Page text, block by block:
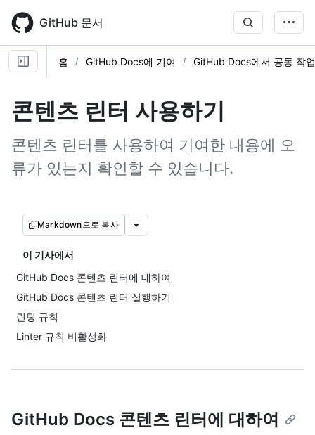
main
content
GitHub 문서
홈 GitHub Docs에 기여 GitHub Docs에서 공동 작업
콘텐츠 린터 사용하기
콘텐츠 린터를 사용하여 기여한 내용에 오
류가 있는지 확인할 수 있습니다.
Markdown으로 복사
이 기사에서
GitHub Docs 콘텐츠 린터에 대하여
GitHub Docs 콘텐츠 린터 실행하기
린팅 규칙
Linter 규칙 비활성화
GitHub Docs 콘텐츠 린터에 대하여